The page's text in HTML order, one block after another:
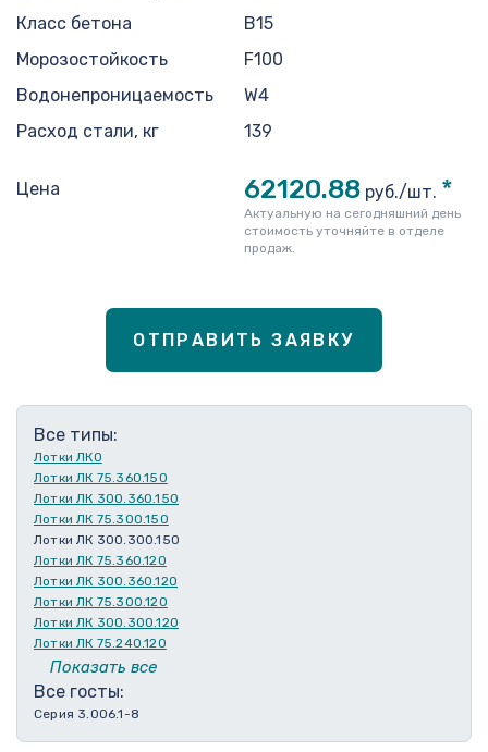
Класс бетона
В15
Морозостойкость
F100
Водонепроницаемость
W4
Расход стали, кг
139
Цена 62120.88 руб./шт. *
Актуальную на сегодняшний день
стоимость уточняйте в отделе
продаж.
ОТПРАВИТЬ ЗАЯВКУ
Все типы:
Лотки ЛКО
Лотки ЛК 75.360.150
Лотки ЛК 300.360.150
Лотки ЛК 75.300.150
Лотки ЛК 300.300.150
Лотки ЛК 75.360.120
Лотки ЛК 300.360.120
Лотки ЛК 75.300.120
Лотки ЛК 300.300.120
Лотки ЛК 75.240.120
Лотки ЛК 300.240.120
Лотки ЛК 75.210.120
Лотки ЛК 300.180.120
Показать все
Все госты:
Серия 3.006.1-8